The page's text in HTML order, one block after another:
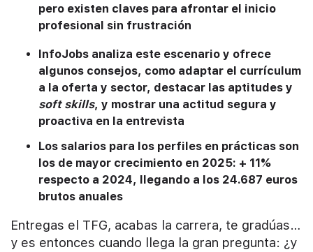
pero existen claves para afrontar el inicio
profesional sin frustración
InfoJobs analiza este escenario y ofrece
algunos consejos, como adaptar el currículum
a la oferta y sector, destacar las aptitudes y
soft skills, y mostrar una actitud segura y
proactiva en la entrevista
Los salarios para los perfiles en prácticas son
los de mayor crecimiento en 2025: + 11%
respecto a 2024, llegando a los 24.687 euros
brutos anuales
Entregas el TFG, acabas la carrera, te gradúas…
y es entonces cuando llega la gran pregunta: ¿y